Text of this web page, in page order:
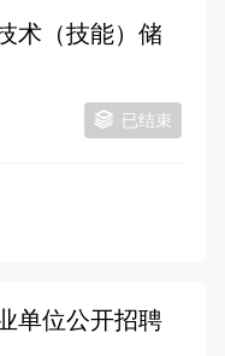
术（技能）储
已结束
单位公开招聘